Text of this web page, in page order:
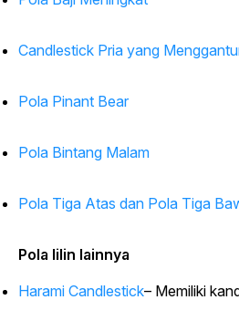
Candlestick Pria yang
Pola Pinant Bear
Pola Bintang Malam
Pola Tiga Atas dan Pola Tiga
Pola lilin lainnya
Harami Candlestick– Memiliki